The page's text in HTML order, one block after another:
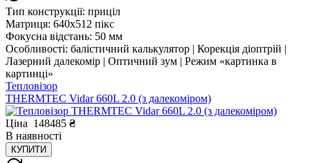
Тип конструкції: приціл
Матриця: 640x512 пікс
Фокусна відстань: 50 мм
Особливості: балістичний калькулятор | Корекція діоптрій |
Лазерний далекомір | Оптичний зум | Режим «картинка в
картинці»
Тепловізор
THERMTEC Vidar 660L 2.0 (з далекоміром)
Ціна 148485 ₴
В наявності
КУПИТИ